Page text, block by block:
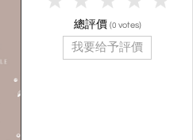
總評價 (0 votes)
我要给予評價